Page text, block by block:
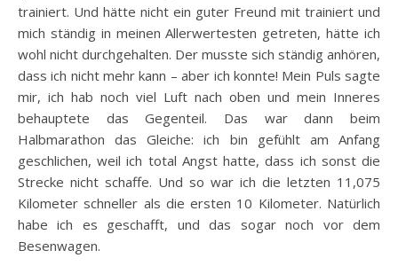
trainiert. Und hätte nicht ein guter Freund mit trainiert und
mich ständig in meinen Allerwertesten getreten, hätte ich
wohl nicht durchgehalten. Der musste sich ständig anhören,
dass ich nicht mehr kann – aber ich konnte! Mein Puls sagte
mir, ich hab noch viel Luft nach oben und mein Inneres
behauptete das Gegenteil. Das war dann beim
Halbmarathon das Gleiche: ich bin gefühlt am Anfang
geschlichen, weil ich total Angst hatte, dass ich sonst die
Strecke nicht schaffe. Und so war ich die letzten 11,075
Kilometer schneller als die ersten 10 Kilometer. Natürlich
habe ich es geschafft, und das sogar noch vor dem
Besenwagen.